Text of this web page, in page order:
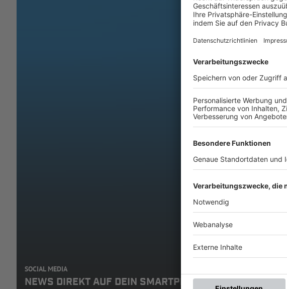
SOCIAL MEDIA
NEWS DIREKT AUF DEIN SMARTPHONE: ABONNIERE